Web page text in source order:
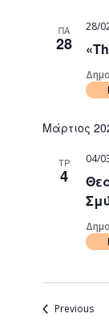
ΠΑ
28
28/
Μάρτιος
ΤΡ
4
04/
Previous